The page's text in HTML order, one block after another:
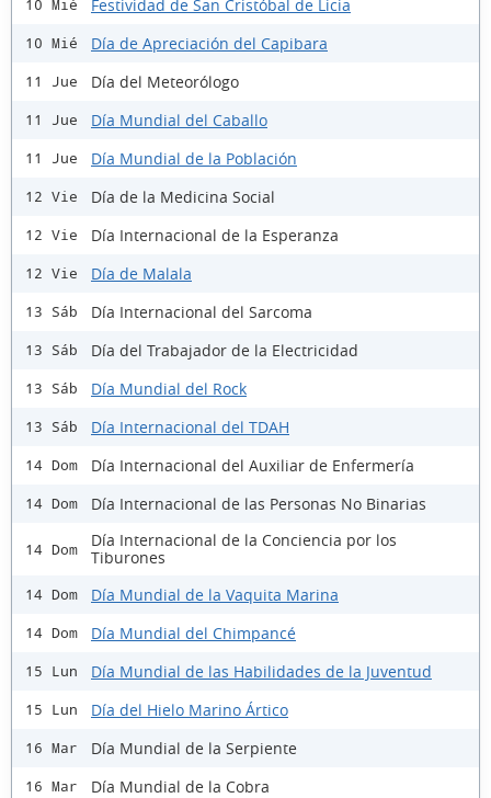
10 Mié Festividad de San Cristóbal de Licia
10 Mié Día de Apreciación del Capibara
11 Jue Día del Meteorólogo
11 Jue Día Mundial del Caballo
11 Jue Día Mundial de la Población
12 Vie Día de la Medicina Social
12 Vie Día Internacional de la Esperanza
12 Vie Día de Malala
13 Sáb Día Internacional del Sarcoma
13 Sáb Día del Trabajador de la Electricidad
13 Sáb Día Mundial del Rock
13 Sáb Día Internacional del TDAH
14 Dom Día Internacional del Auxiliar de Enfermería
14 Dom Día Internacional de las Personas No Binarias
14 Dom
Día Internacional de la Conciencia por los
Tiburones
14 Dom Día Mundial de la Vaquita Marina
14 Dom Día Mundial del Chimpancé
15 Lun Día Mundial de las Habilidades de la Juventud
15 Lun Día del Hielo Marino Ártico
16 Mar Día Mundial de la Serpiente
16 Mar Día Mundial de la Cobra